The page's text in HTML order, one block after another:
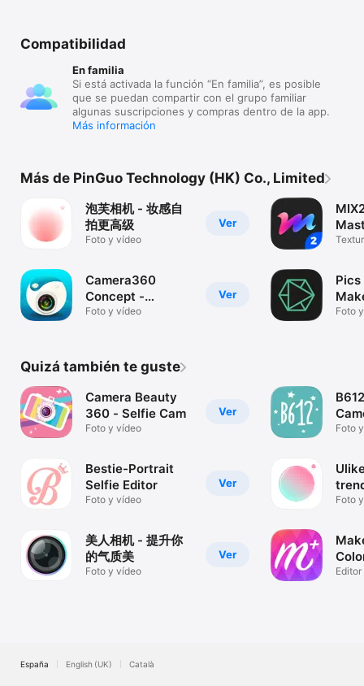
Compatibilidad
En familia
Si está activada la función “En familia”, es posible
que se puedan compartir con el grupo familiar
algunas suscripciones y compras dentro de la app.
Más información
Más de PinGuo Technology (HK) Co., Limited
Ver
泡芙相机 - 妆感自
拍更高级
Foto y vídeo
Ver
Camera360
Concept -
HelloCamera
Foto y vídeo
Pics
Foto
Quizá también te guste
Ver
Camera Beauty
360 - Selfie Cam
Foto y vídeo
Ver
Bestie-Portrait
Selfie Editor
Foto y vídeo
Ver
美人相机 - 提升你
的气质美
Foto y vídeo
B612
Foto
Foto
España English (UK) Català